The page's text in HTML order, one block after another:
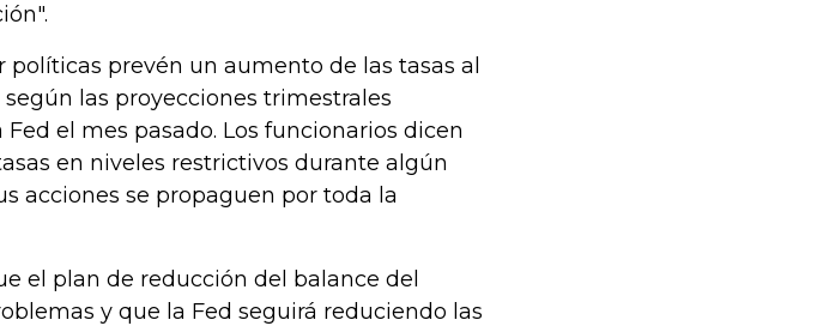
prevén un aumento de las tasas al
según las proyecciones trimestrales
el mes pasado. Los funcionarios dicen
en niveles restrictivos durante algún
acciones se propaguen por toda la
el plan de reducción del balance del
y que la Fed seguirá reduciendo las